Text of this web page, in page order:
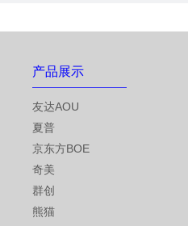
产品展示
友达AOU
夏普
京东方BOE
奇美
群创
熊猫